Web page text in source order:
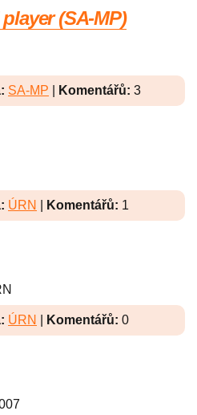
(SA-MP)
SA-MP Komentářů: 3
ÚRN Komentářů: 1
ÚRN Komentářů: 0